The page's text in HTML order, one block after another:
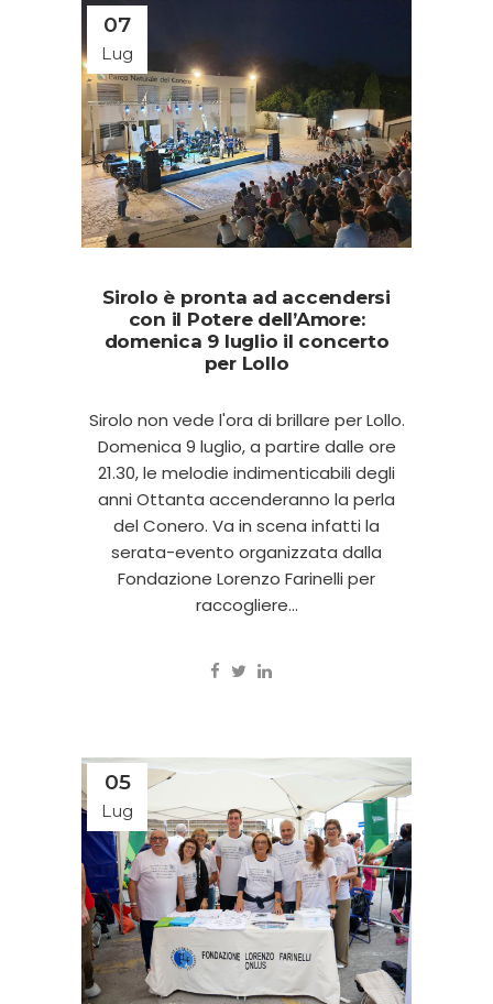
07
Lug
Sirolo è pronta ad accendersi
con il Potere dell’Amore:
domenica 9 luglio il concerto
per Lollo
Sirolo non vede l'ora di brillare per Lollo.
Domenica 9 luglio, a partire dalle ore
21.30, le melodie indimenticabili degli
anni Ottanta accenderanno la perla
del Conero. Va in scena infatti la
serata-evento organizzata dalla
Fondazione Lorenzo Farinelli per
raccogliere...
05
Lug